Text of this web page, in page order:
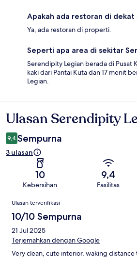
Apakah ada restoran di
Ya, ada restoran di properti.
Seperti apa area di sekitar
Serendipity Legian berada di Pusat
kaki dari Pantai Kuta dan 17 menit
Legian.
Ulasan
Ulasan Serendipity
9,4 Sempurna
3 ulasan
10
Kebersihan
9,4
Fasilitas
Ulasan
Ulasan terverifikasi
10/10 Sempurna
21 Jul 2025
Terjemahkan dengan Google
Very clean, cute interior, waking distance